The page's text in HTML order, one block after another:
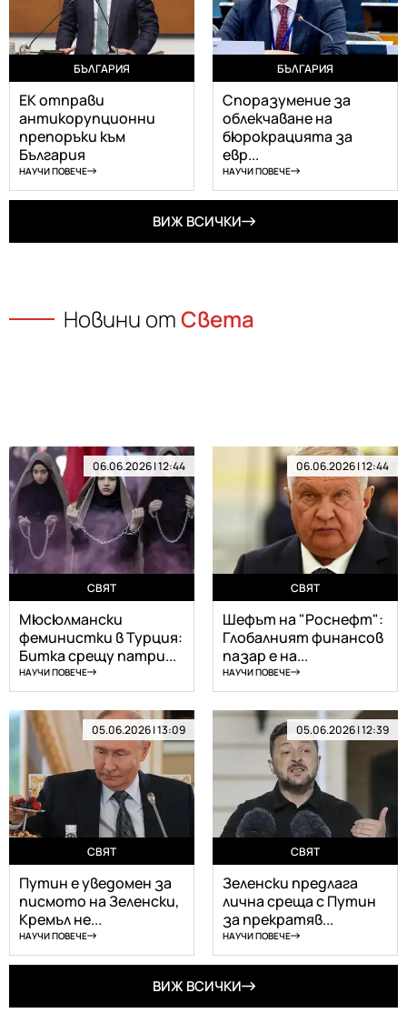
БЪЛГАРИЯ
ЕК отправи
антикорупционни
препоръки към
България
НАУЧИ ПОВЕЧЕ
БЪЛГАРИЯ
Споразумение за
облекчаване на
бюрокрацията за
евр...
НАУЧИ ПОВЕЧЕ
ВИЖ ВСИЧКИ
Новини отСвета
06.06.2026 | 12:44
СВЯТ
Мюсюлмански
феминистки в Турция:
Битка срещу патри...
НАУЧИ ПОВЕЧЕ
06.06.2026 | 12:44
СВЯТ
Шефът на "Роснефт":
Глобалният финансов
пазар е на...
НАУЧИ ПОВЕЧЕ
05.06.2026 | 13:09
СВЯТ
Путин е уведомен за
писмото на Зеленски,
Кремъл не...
НАУЧИ ПОВЕЧЕ
05.06.2026 | 12:39
СВЯТ
Зеленски предлага
лична среща с Путин
за прекратяв...
НАУЧИ ПОВЕЧЕ
ВИЖ ВСИЧКИ